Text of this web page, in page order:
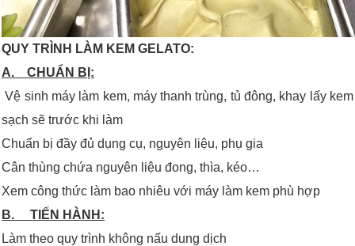
QUY TRÌNH LÀM KEM GELATO:
A. CHUẨN BỊ:
Vệ sinh máy làm kem, máy thanh trùng, tủ đông, khay lấy kem
sạch sẽ trước khi làm
Chuẩn bị đầy đủ dụng cụ, nguyên liệu, phụ gia
Cân thùng chứa nguyên liệu đong, thìa, kéo…
Xem công thức làm bao nhiêu với máy làm kem phù hợp
B. TIẾN HÀNH:
Làm theo quy trình không nấu dung dịch